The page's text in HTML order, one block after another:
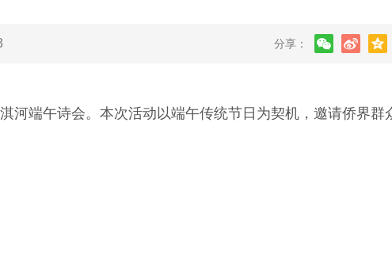
分享：
端午诗会。本次活动以端午传统节日为契机，邀请侨界群